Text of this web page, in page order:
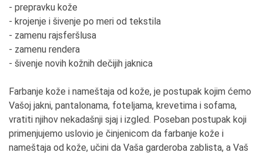
- prepravku kože
- krojenje i šivenje po meri od tekstila
- zamenu rajsferšlusa
- zamenu rendera
- šivenje novih kožnih dečijih jaknica
Farbanje kože i nameštaja od kože, je postupak kojim ćemo
Vašoj jakni, pantalonama, foteljama, krevetima i sofama,
vratiti njihov nekadašnji sjaj i izgled. Poseban postupak koji
primenjujemo uslovio je činjenicom da farbanje kože i
nameštaja od kože, učini da Vaša garderoba zablista, a Vaš